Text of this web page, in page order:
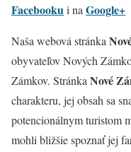
Facebookui na Google+
Naša webová stránka
obyvateľov Nových
Zámkov. Stránka Nové
charakteru, jej obsah sa
potencionálnym turistom
mohli bližšie spoznať jej